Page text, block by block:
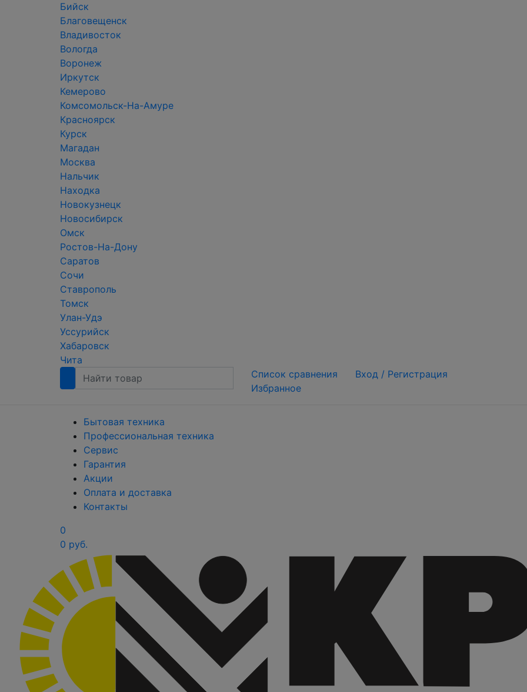
Бийск
Благовещенск
Владивосток
Вологда
Воронеж
Иркутск
Кемерово
Комсомольск-На-Амуре
Красноярск
Курск
Магадан
Москва
Нальчик
Находка
Новокузнецк
Новосибирск
Омск
Ростов-На-Дону
Саратов
Сочи
Ставрополь
Томск
Улан-Удэ
Уссурийск
Хабаровск
Чита
Список сравнения
Избранное
Вход / Регистрация
Бытовая техника
Профессиональная техника
Сервис
Гарантия
Акции
Оплата и доставка
Контакты
0
0 руб.